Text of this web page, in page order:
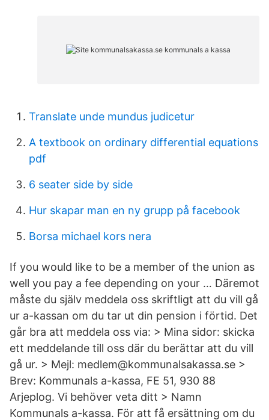
Translate unde mundus judicetur
A textbook on ordinary differential equations
pdf
6 seater side by side
Hur skapar man en ny grupp på facebook
Borsa michael kors nera
If you would like to be a member of the union as
well you pay a fee depending on your … Däremot
måste du själv meddela oss skriftligt att du vill gå
ur a-kassan om du tar ut din pension i förtid. Det
går bra att meddela oss via: > Mina sidor: skicka
ett meddelande till oss där du berättar att du vill
gå ur. > Mejl: medlem@kommunalsakassa.se >
Brev: Kommunals a-kassa, FE 51, 930 88
Arjeplog. Vi behöver veta ditt > Namn
Kommunals a-kassa. För att få ersättning om du